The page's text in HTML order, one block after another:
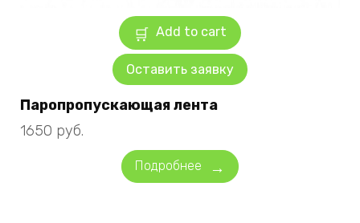
Add to cart
Оставить заявку
Паропропускающая лента
1650 руб.
Подробнее